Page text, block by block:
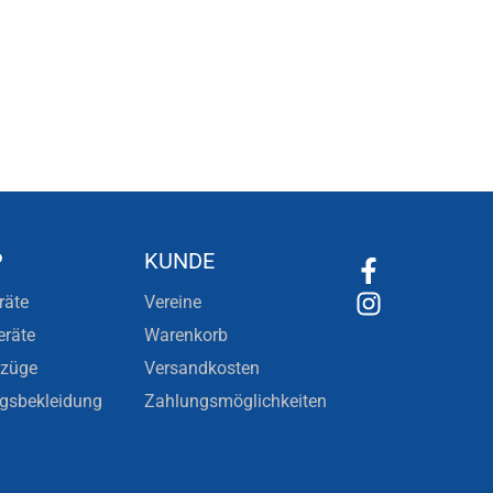
KUNDE
Vereine
Warenkorb
Versandkosten
Zahlungsmöglichkeiten